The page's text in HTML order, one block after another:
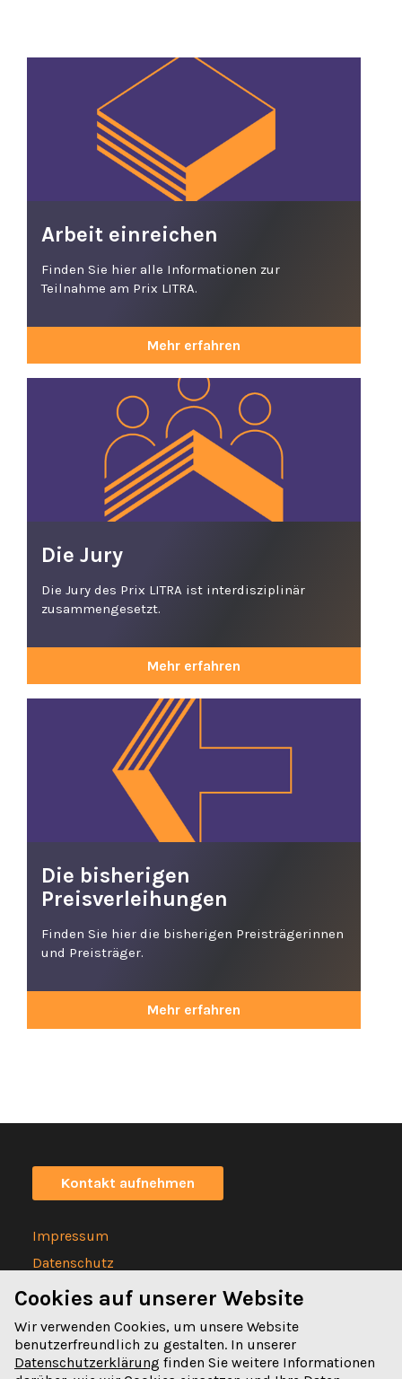
Arbeit einreichen
Finden Sie hier alle Informationen zur
Teilnahme am Prix LITRA.
Mehr erfahren
Die Jury
Die Jury des Prix LITRA ist interdisziplinär
zusammengesetzt.
Mehr erfahren
Die bisherigen
Preisverleihungen
Finden Sie hier die bisherigen Preisträgerinnen
und Preisträger.
Mehr erfahren
Kontakt aufnehmen
Impressum
Datenschutz
Statuten
Cookies auf unserer Website
Wir verwenden Cookies, um unsere Website
benutzerfreundlich zu gestalten. In unserer
Datenschutzerklärung finden Sie weitere Informationen